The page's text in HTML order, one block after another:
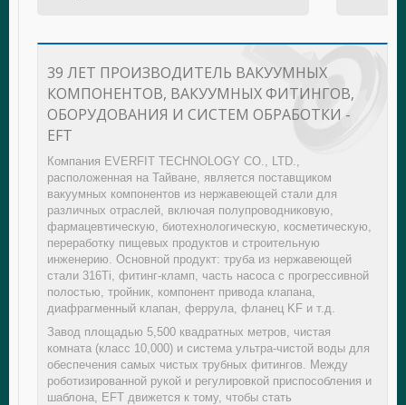
39 ЛЕТ ПРОИЗВОДИТЕЛЬ ВАКУУМНЫХ
КОМПОНЕНТОВ, ВАКУУМНЫХ ФИТИНГОВ,
ОБОРУДОВАНИЯ И СИСТЕМ ОБРАБОТКИ -
EFT
Компания EVERFIT TECHNOLOGY CO., LTD.,
расположенная на Тайване, является поставщиком
вакуумных компонентов из нержавеющей стали для
различных отраслей, включая полупроводниковую,
фармацевтическую, биотехнологическую, косметическую,
переработку пищевых продуктов и строительную
инженерию. Основной продукт: труба из нержавеющей
стали 316Ti, фитинг-кламп, часть насоса с прогрессивной
полостью, тройник, компонент привода клапана,
диафрагменный клапан, феррула, фланец KF и т.д.
Завод площадью 5,500 квадратных метров, чистая
комната (класс 10,000) и система ультра-чистой воды для
обеспечения самых чистых трубных фитингов. Между
роботизированной рукой и регулировкой приспособления и
шаблона, EFT движется к тому, чтобы стать